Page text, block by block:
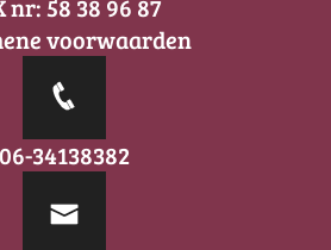
nr: 58 38 96 87
voorwaarden
06-34138382